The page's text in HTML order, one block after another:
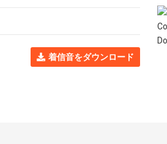
着信音をダウンロード